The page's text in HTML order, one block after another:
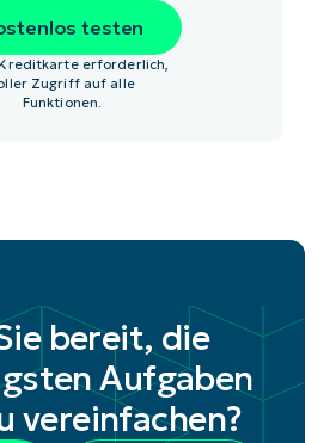
testen
erforderlich,
Zugriff auf alle
Funktionen.
bereit, die
Aufgaben
vereinfachen?